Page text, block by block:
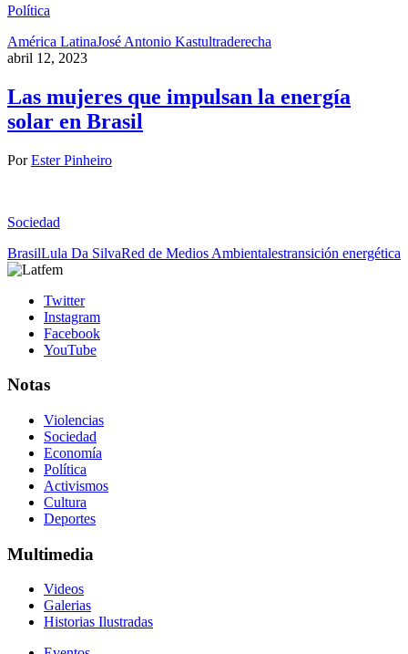
Política
América LatinaJosé Antonio Kastultraderecha
abril 12, 2023
Las mujeres que impulsan la energía
solar en Brasil
PorEster Pinheiro
Sociedad
BrasilLula Da SilvaRed de Medios Ambientalestransición energética
Twitter
Instagram
Facebook
YouTube
Notas
Violencias
Sociedad
Economía
Política
Activismos
Cultura
Deportes
Multimedia
Videos
Galerias
Historias Ilustradas